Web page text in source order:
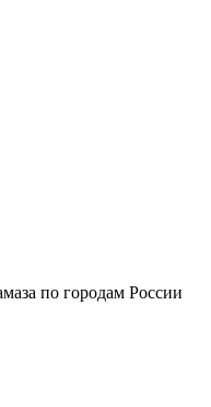
по городам России